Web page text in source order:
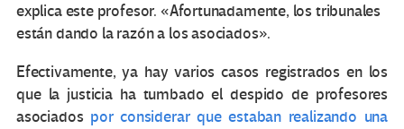
explica este profesor. «Afortunadamente, los tribunales
están dando la razón a los asociados».
Efectivamente, ya hay varios casos registrados en los
que la justicia ha tumbado el despido de profesores
asociados por considerar que estaban realizando una